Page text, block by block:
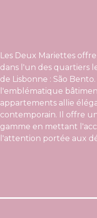
Les Deux Mariettes
dans l'un des quartiers
de Lisbonne : São
l'emblématique
appartements allie
contemporain. Il offre
gamme en mettant
l'attention portée aux